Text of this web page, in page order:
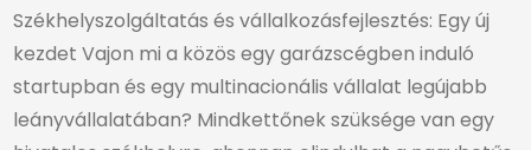
Székhelyszolgáltatás és vállalkozásfejlesztés: Egy új
kezdet Vajon mi a közös egy garázscégben induló
startupban és egy multinacionális vállalat legújabb
leányvállalatában? Mindkettőnek szüksége van egy